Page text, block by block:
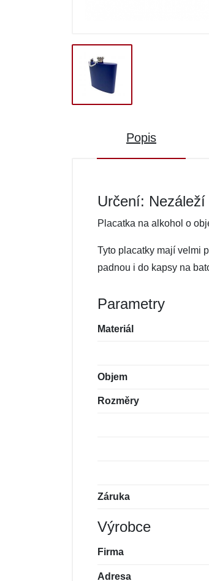
Popis
Určení:
Placatka na alkohol o
Tyto placatky mají velmi
padnou i do kapsy na
Parametry
Materiál
Objem
Rozměry
Záruka
Výrobce
Firma
Adresa